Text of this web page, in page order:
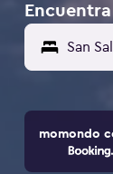
momondo